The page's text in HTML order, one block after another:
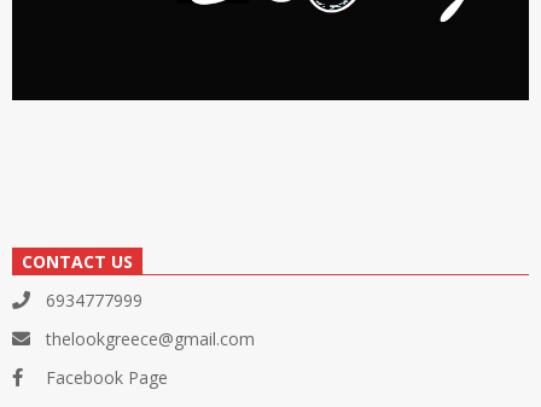
CONTACT US
6934777999
thelookgreece@gmail.com
Facebook Page